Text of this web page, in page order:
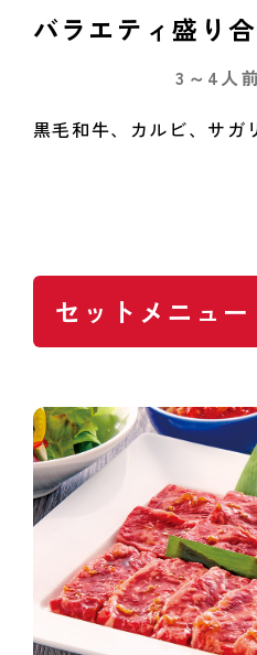
バラエティ盛り
3～4人前
黒毛和牛、カルビ、サガ
セットメニュー